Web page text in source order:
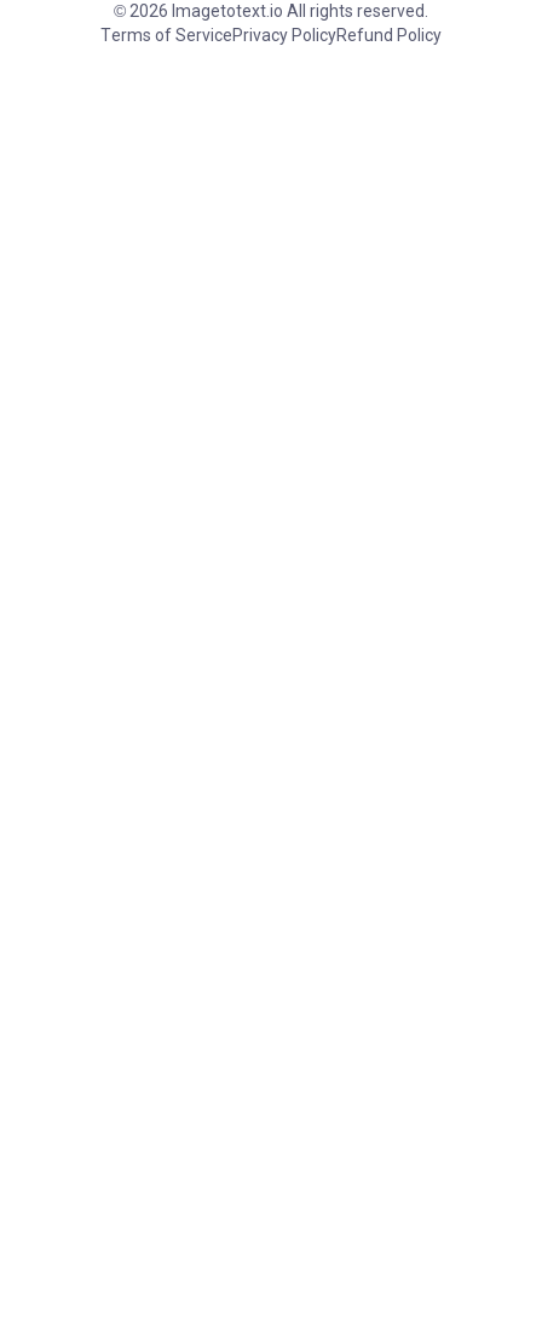
© 2026 Imagetotext.io All rights reserved.
Terms of ServicePrivacy PolicyRefund Policy